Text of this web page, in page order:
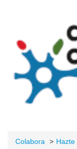
Colabora Hazte